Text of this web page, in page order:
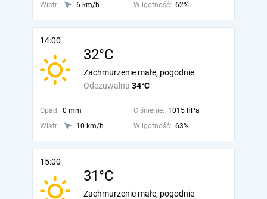
Wiatr:
6 km/h Wilgotność: 62%
14:00
32°C
Odczuwalna 34°C
Zachmurzenie małe, pogodnie
Opad: 0 mm Ciśnienie: 1015 hPa
Wiatr:
10 km/h Wilgotność: 63%
15:00
31°C
Zachmurzenie małe, pogodnie